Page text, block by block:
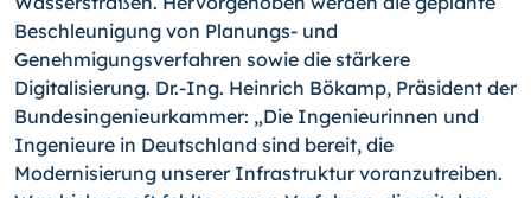
Beschleunigung von Planungs- und
Genehmigungsverfahren sowie die stärkere
Digitalisierung. Dr.-Ing. Heinrich Bökamp, Präsident der
Bundesingenieurkammer: „Die Ingenieurinnen und
Ingenieure in Deutschland sind bereit, die
Modernisierung unserer Infrastruktur voranzutreiben.